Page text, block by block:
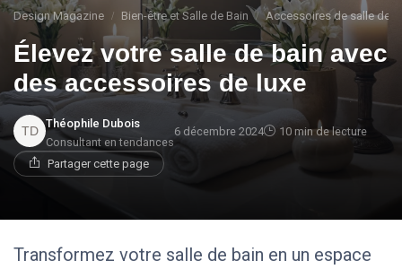
Design Magazine Bien-être et Salle de Bain Accessoires de salle de
Élevez votre salle de bain avec
des accessoires de luxe
Théophile Dubois
Consultant en tendances
6 décembre 2024 10 min de lecture
Partager cette page
Transformez votre salle de bain en un espace